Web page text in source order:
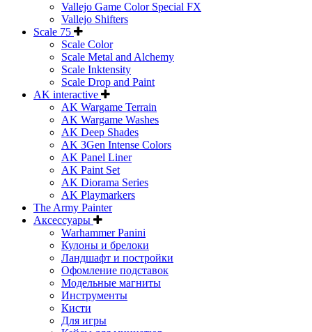
Vallejo Game Color Special FX
Vallejo Shifters
Scale 75
Scale Color
Scale Metal and Alchemy
Scale Inktensity
Scale Drop and Paint
AK interactive
AK Wargame Terrain
AK Wargame Washes
AK Deep Shades
AK 3Gen Intense Colors
AK Panel Liner
AK Paint Set
AK Diorama Series
AK Playmarkers
The Army Painter
Аксессуары
Warhammer Panini
Кулоны и брелоки
Ландшафт и постройки
Офомление подставок
Модельные магниты
Инструменты
Кисти
Для игры